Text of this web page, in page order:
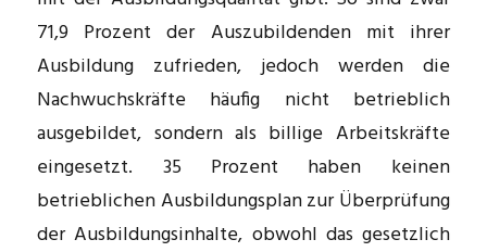
71,9 Prozent der Auszubildenden mit ihrer
Ausbildung zufrieden, jedoch werden die
Nachwuchskräfte häufig nicht betrieblich
ausgebildet, sondern als billige Arbeitskräfte
eingesetzt. 35 Prozent haben keinen
betrieblichen Ausbildungsplan zur Überprüfung
der Ausbildungsinhalte, obwohl das gesetzlich